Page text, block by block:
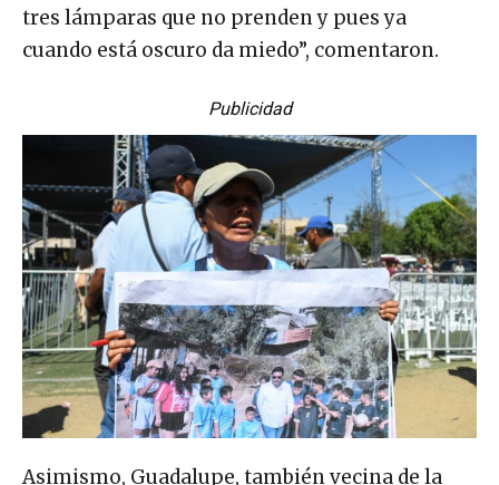
tres lámparas que no prenden y pues ya
cuando está oscuro da miedo”, comentaron.
Publicidad
Asimismo, Guadalupe, también vecina de la